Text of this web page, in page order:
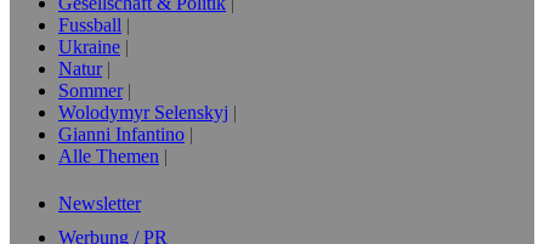
Fussball
Ukraine
Natur
Sommer
Wolodymyr Selenskyj
Gianni Infantino
Alle Themen
Newsletter
Werbung / PR